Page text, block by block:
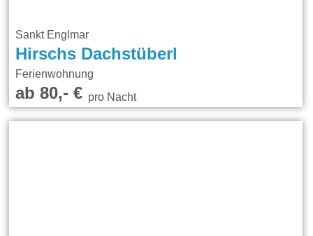
Sankt Englmar
Hirschs Dachstüberl
Ferienwohnung
ab 80,- €pro Nacht